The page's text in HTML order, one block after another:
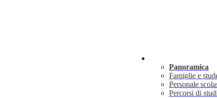
Panoramica
Famiglie e
Personale
Percorsi di